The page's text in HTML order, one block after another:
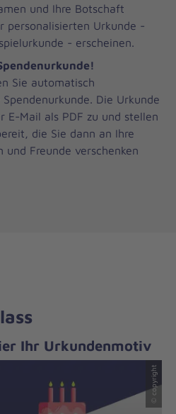
und Ihre Botschaft
personalisierten Urkunde -
- erscheinen.
Sie automatisch
Die Urkunde
E-Mail als PDF zu und stellen
die Sie dann an Ihre
und Freunde verschenken
Ihr Urkundenmotiv
© copyright